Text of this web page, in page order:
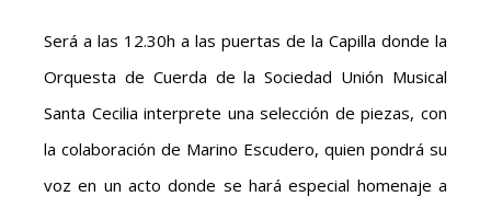
Será a las 12.30h a las puertas de la Capilla donde la
Orquesta de Cuerda de la Sociedad Unión Musical
Santa Cecilia interprete una selección de piezas, con
la colaboración de Marino Escudero, quien pondrá su
voz en un acto donde se hará especial homenaje a